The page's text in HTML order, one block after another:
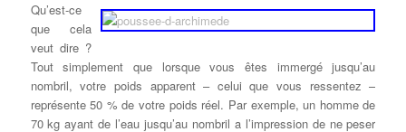
Qu’est-ce
que cela
veut dire ?
Tout simplement que lorsque vous êtes immergé jusqu’au
nombril, votre poids apparent – celui que vous ressentez –
représente 50 % de votre poids réel. Par exemple, un homme de
70 kg ayant de l’eau jusqu’au nombril a l’impression de ne peser